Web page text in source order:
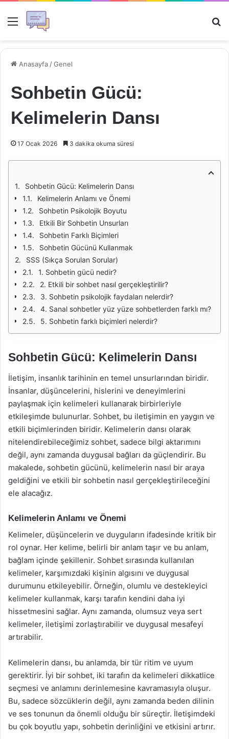
Menü
Anasayfa /Genel
Sohbetin Gücü:
Kelimelerin Dansı
17 Ocak 2026 3 dakika okuma süresi
Sohbetin Gücü: Kelimelerin Dansı
Kelimelerin Anlamı ve Önemi
Sohbetin Psikolojik Boyutu
Etkili Bir Sohbetin Unsurları
Sohbetin Farklı Biçimleri
Sohbetin Gücünü Kullanmak
SSS (Sıkça Sorulan Sorular)
1. Sohbetin gücü nedir?
2. Etkili bir sohbet nasıl gerçekleştirilir?
3. Sohbetin psikolojik faydaları nelerdir?
4. Sanal sohbetler yüz yüze sohbetlerden farklı mı?
5. Sohbetin farklı biçimleri nelerdir?
Sohbetin Gücü: Kelimelerin Dansı
İletişim, insanlık tarihinin en temel unsurlarından biridir.
İnsanlar, düşüncelerini, hislerini ve deneyimlerini
paylaşmak için kelimeleri kullanarak birbirleriyle
etkileşimde bulunurlar. Sohbet, bu iletişimin en yaygın ve
etkili biçimlerinden biridir. Kelimelerin dansı olarak
nitelendirebileceğimiz sohbet, sadece bilgi aktarımını
değil, aynı zamanda duygusal bağları da güçlendirir. Bu
makalede, sohbetin gücünü, kelimelerin nasıl bir araya
geldiğini ve etkili bir sohbetin nasıl gerçekleştirileceğini
ele alacağız.
Kelimelerin Anlamı ve Önemi
Kelimeler, düşüncelerin ve duyguların ifadesinde kritik bir
rol oynar. Her kelime, belirli bir anlam taşır ve bu anlam,
bağlam içinde şekillenir. Sohbet sırasında kullanılan
kelimeler, karşımızdaki kişinin algısını ve duygusal
durumunu etkileyebilir. Örneğin, olumlu ve destekleyici
kelimeler kullanmak, karşı tarafın kendini daha iyi
hissetmesini sağlar. Aynı zamanda, olumsuz veya sert
kelimeler, iletişimi zorlaştırabilir ve duygusal mesafeyi
artırabilir.
Kelimelerin dansı, bu anlamda, bir tür ritim ve uyum
gerektirir. İyi bir sohbet, iki tarafın da kelimeleri dikkatlice
seçmesi ve anlamını derinlemesine kavramasıyla oluşur.
Bu, sadece sözcüklerin değil, aynı zamanda beden dilinin
ve ses tonunun da önemli olduğu bir süreçtir. İletişimdeki
bu çok boyutlu yapı, sohbetin derinliğini ve etkisini artırır.